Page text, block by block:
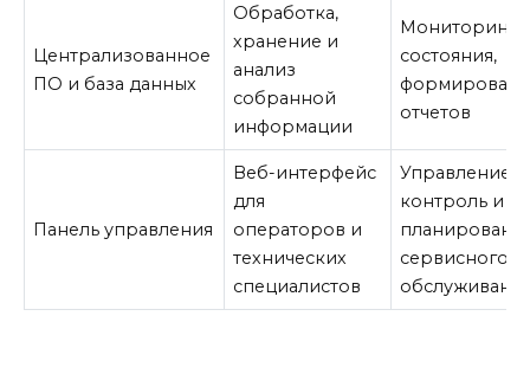
Централизованное
ПО и база данных
Обработка,
хранение и
анализ
собранной
информации
Мониторинг
состояния,
отчетов
Панель управления
Веб-интерфейс
для
операторов и
технических
специалистов
Управление,
контроль и
сервисного